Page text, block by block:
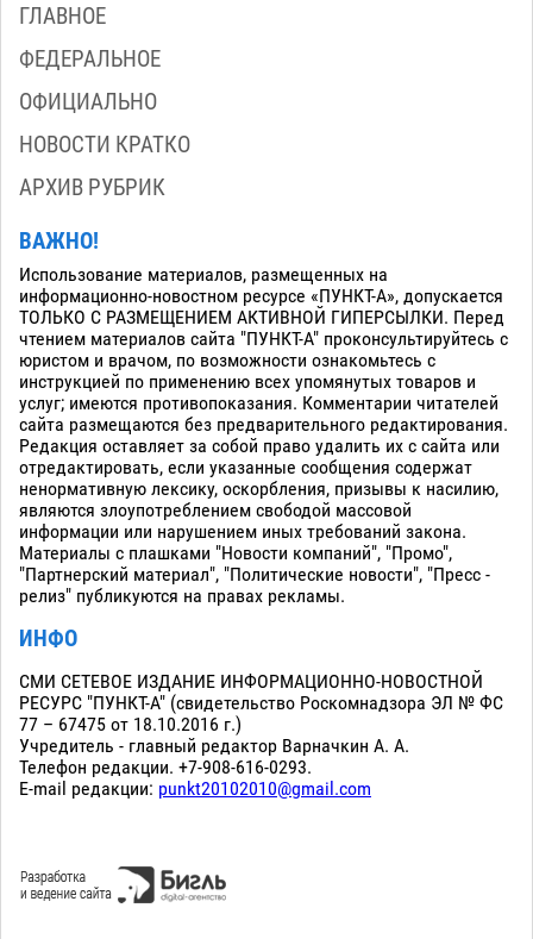
ГЛАВНОЕ
ФЕДЕРАЛЬНОЕ
ОФИЦИАЛЬНО
НОВОСТИ КРАТКО
АРХИВ РУБРИК
ВАЖНО!
Использование материалов, размещенных на
информационно-новостном ресурсе «ПУНКТ-А», допускается
ТОЛЬКО С РАЗМЕЩЕНИЕМ АКТИВНОЙ ГИПЕРСЫЛКИ. Перед
чтением материалов сайта "ПУНКТ-А" проконсультируйтесь с
юристом и врачом, по возможности ознакомьтесь с
инструкцией по применению всех упомянутых товаров и
услуг; имеются противопоказания. Комментарии читателей
сайта размещаются без предварительного редактирования.
Редакция оставляет за собой право удалить их с сайта или
отредактировать, если указанные сообщения содержат
ненормативную лексику, оскорбления, призывы к насилию,
являются злоупотреблением свободой массовой
информации или нарушением иных требований закона.
Материалы с плашками "Новости компаний", "Промо",
"Партнерский материал", "Политические новости", "Пресс -
релиз" публикуются на правах рекламы.
ИНФО
СМИ СЕТЕВОЕ ИЗДАНИЕ ИНФОРМАЦИОННО-НОВОСТНОЙ
РЕСУРС "ПУНКТ-А" (свидетельство Роскомнадзора ЭЛ № ФС
77 – 67475 от 18.10.2016 г.)
Учредитель - главный редактор Варначкин А. А.
Телефон редакции. +7-908-616-0293.
E-mail редакции: punkt20102010@gmail.com